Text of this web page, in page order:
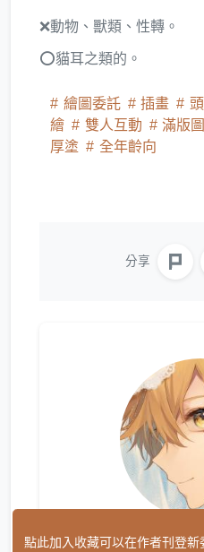
❌動物、獸類、性轉。
⭕貓耳之類的。
繪圖委託 插畫
繪
雙人互動 滿版圖
厚塗
全年齡向
分享
相
點此加入收藏可以在作者刊登新